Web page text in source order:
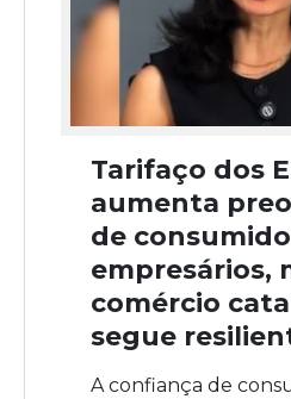
Tarifaço dos
aumenta
de
empresários,
comércio
segue
A confiança de